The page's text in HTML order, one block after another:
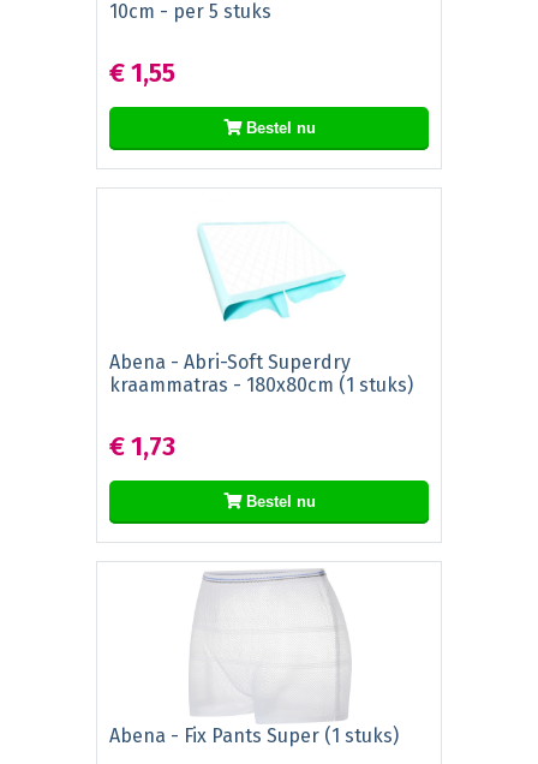
10cm - per 5 stuks
€ 1,55
Bestel nu
Abena - Abri-Soft Superdry
kraammatras - 180x80cm (1 stuks)
€ 1,73
Bestel nu
Abena - Fix Pants Super (1 stuks)